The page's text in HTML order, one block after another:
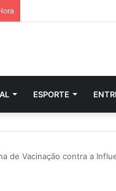
ESPORTE
de Vacinação contra a